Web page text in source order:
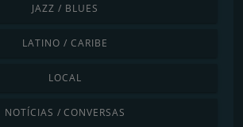
JAZZ / BLUES
LATINO / CARIBE
LOCAL
NOTÍCIAS / CONVERSAS